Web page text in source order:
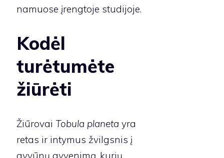
namuose įrengtoje studijoje.
Kodėl
turėtumėte
žiūrėti
Žiūrovai Tobula planeta yra
retas ir intymus žvilgsnis į
gyvūnų gyvenimą, kurių